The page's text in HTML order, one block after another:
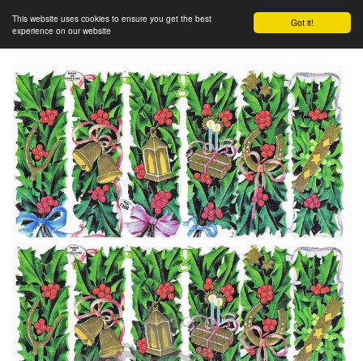
Got it!
This website uses cookies to ensure you get the best
experience on our website